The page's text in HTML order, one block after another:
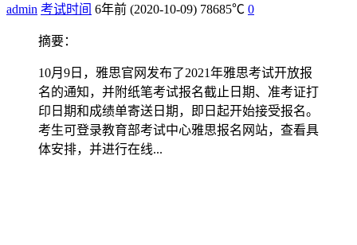
admin 考试时间 6年前 (2020-10-09) 78685℃ 0
摘要：
10月9日，雅思官网发布了2021年雅思考试开放报
名的通知，并附纸笔考试报名截止日期、准考证打
印日期和成绩单寄送日期，即日起开始接受报名。
考生可登录教育部考试中心雅思报名网站，查看具
体安排，并进行在线...